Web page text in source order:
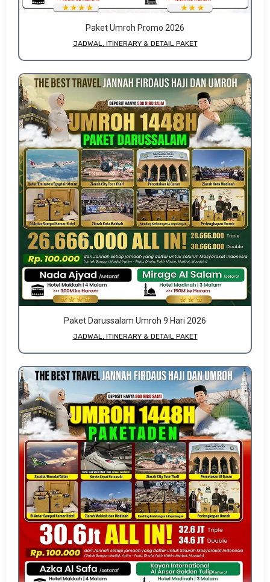
Paket Umroh Promo 2026
JADWAL, ITINERARY & DETAIL PAKET
Paket Darussalam Umroh 9 Hari 2026
JADWAL, ITINERARY & DETAIL PAKET